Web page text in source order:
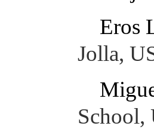
Eros
Jolla,
School,